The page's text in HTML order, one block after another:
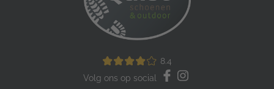
8.4
Volg ons op social